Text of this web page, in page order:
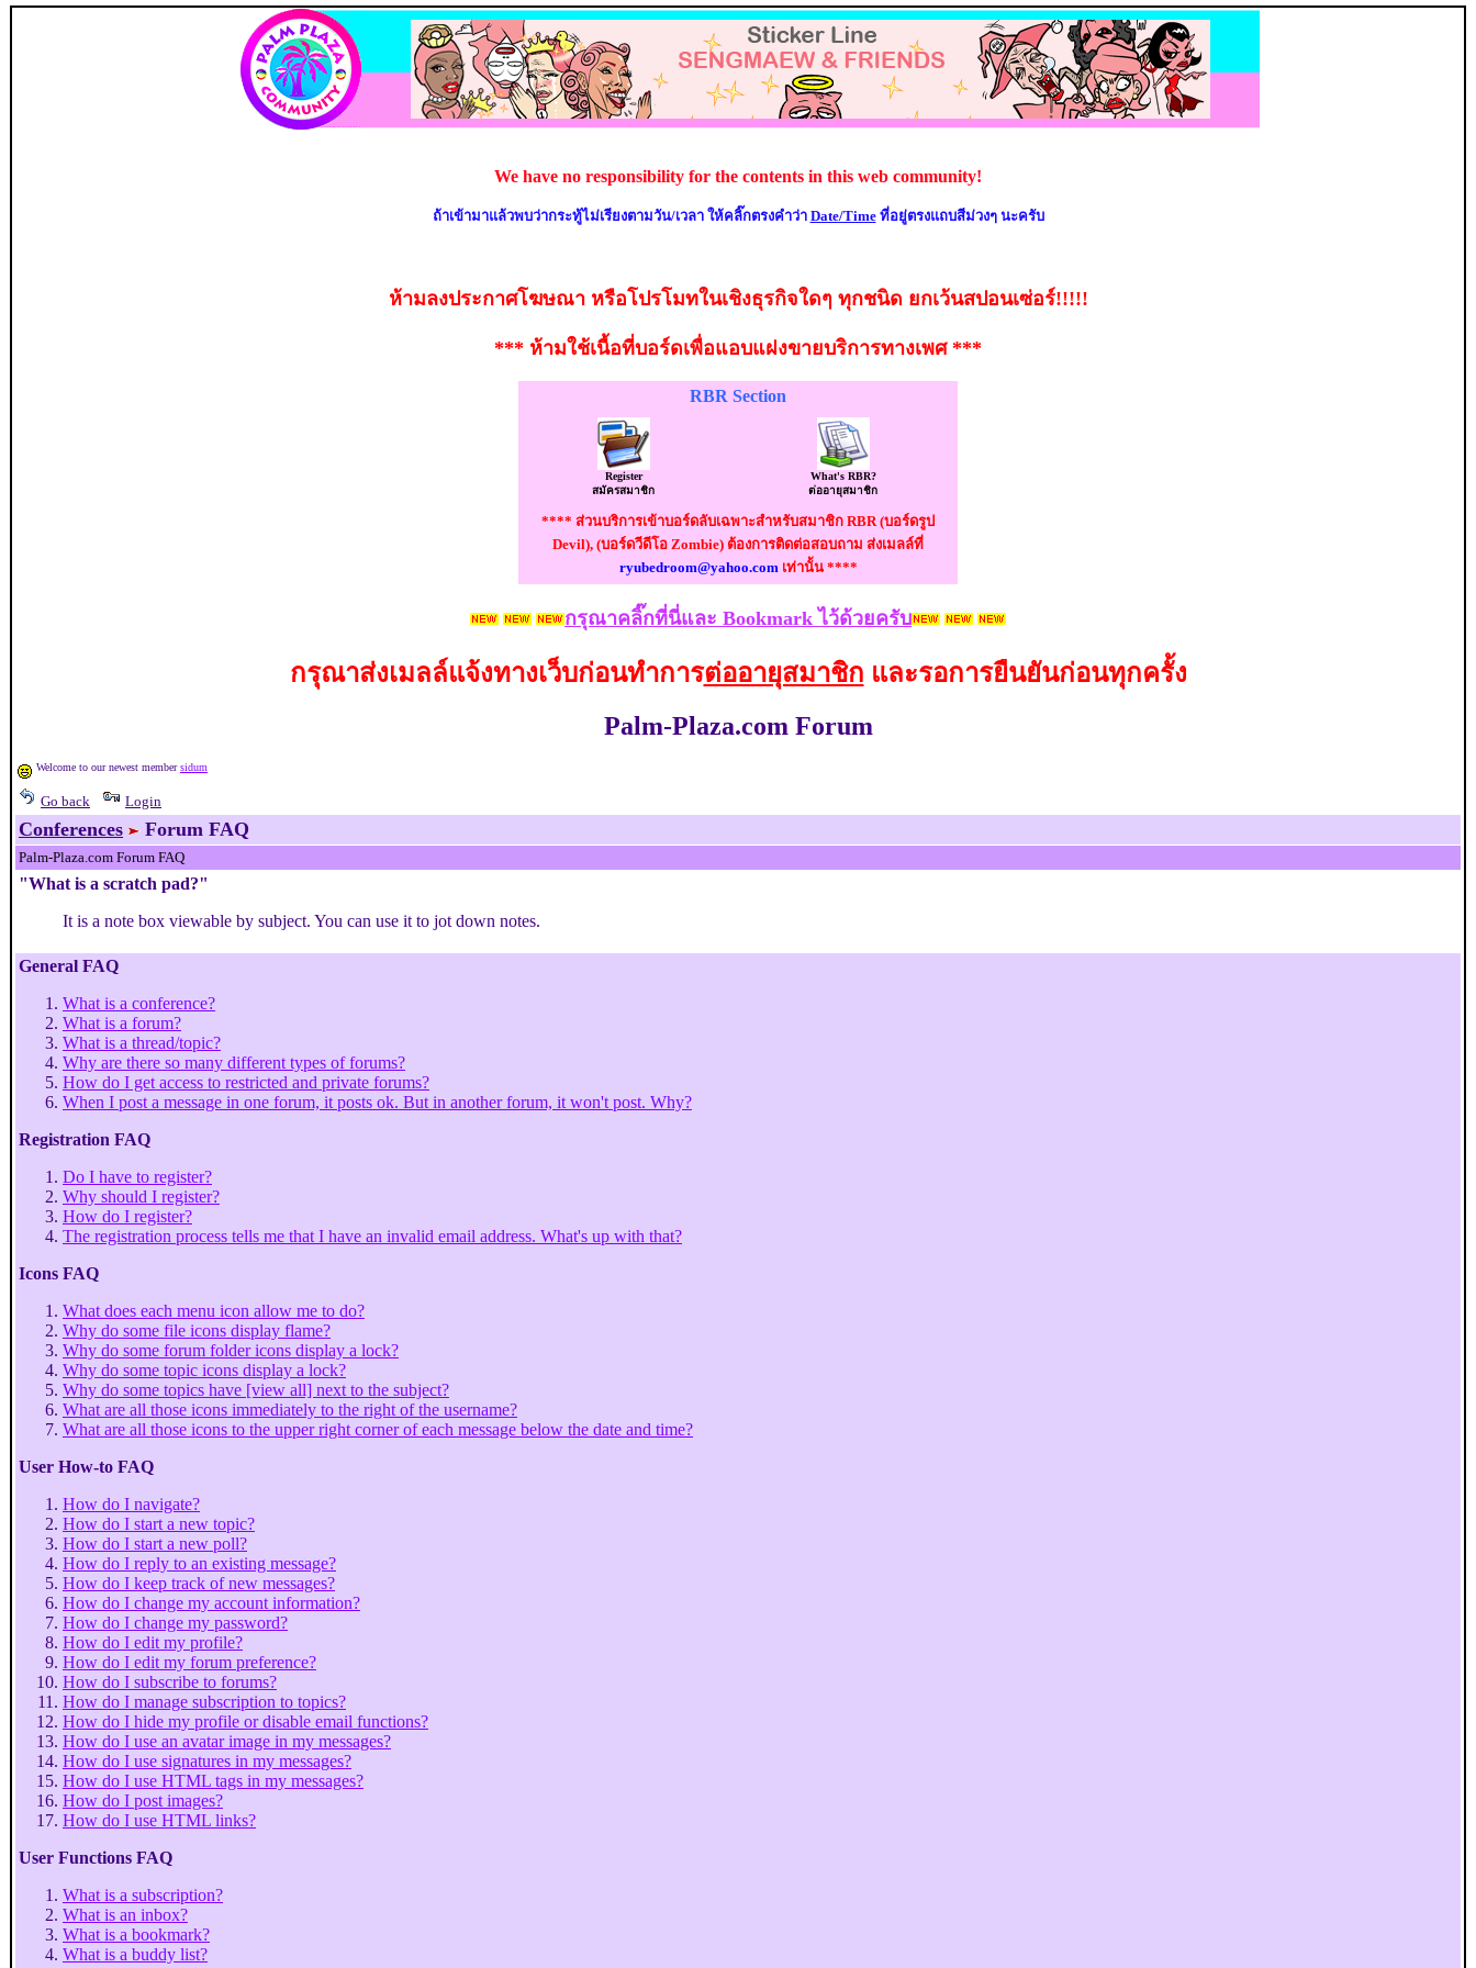
We have no responsibility for the contents in this web community!
ถ้าเข้ามาแล้วพบว่ากระทู้ไม่เรียงตามวัน/เวลา ให้คลิ๊กตรงคำว่า Date/Timeที่อยู่ตรงแถบสีม่วงๆ นะครับ
ห้ามลงประกาศโฆษณา หรือโปรโมทในเชิงธุรกิจใดๆ ทุกชนิด ยกเว้นสปอนเซ่อร์!!!!!
*** ห้ามใช้เนื้อที่บอร์ดเพื่อแอบแฝงขายบริการทางเพศ ***
RBR Section
Register
สมัครสมาชิก
What's RBR?
ต่ออายุสมาชิก
**** ส่วนบริการเข้าบอร์ดลับเฉพาะสำหรับสมาชิก RBR (บอร์ดรูป
Devil), (บอร์ดวีดีโอ Zombie) ต้องการติดต่อสอบถาม ส่งเมลล์ที่
ryubedroom@yahoo.comเท่านั้น ****
กรุณาคลิ๊กที่นี่และ Bookmark ไว้ด้วยครับ
กรุณาส่งเมลล์แจ้งทางเว็บก่อนทำการต่ออายุสมาชิก และรอการยืนยันก่อนทุกครั้ง
Palm-Plaza.com Forum
Welcome to our newest membersidum
Go back Login
Conferences Forum FAQ
Palm-Plaza.com Forum FAQ
"What is a scratch pad?"
It is a note box viewable by subject. You can use it to jot down notes.
General FAQ
What is a conference?
What is a forum?
What is a thread/topic?
Why are there so many different types of forums?
How do I get access to restricted and private forums?
When I post a message in one forum, it posts ok. But in another forum, it won't post. Why?
Registration FAQ
Do I have to register?
Why should I register?
How do I register?
The registration process tells me that I have an invalid email address. What's up with that?
Icons FAQ
What does each menu icon allow me to do?
Why do some file icons display flame?
Why do some forum folder icons display a lock?
Why do some topic icons display a lock?
Why do some topics have [view all] next to the subject?
What are all those icons immediately to the right of the username?
What are all those icons to the upper right corner of each message below the date and time?
User How-to FAQ
How do I navigate?
How do I start a new topic?
How do I start a new poll?
How do I reply to an existing message?
How do I keep track of new messages?
How do I change my account information?
How do I change my password?
How do I edit my profile?
How do I edit my forum preference?
How do I subscribe to forums?
How do I manage subscription to topics?
How do I hide my profile or disable email functions?
How do I use an avatar image in my messages?
How do I use signatures in my messages?
How do I use HTML tags in my messages?
How do I post images?
How do I use HTML links?
User Functions FAQ
What is a subscription?
What is an inbox?
What is a bookmark?
What is a buddy list?